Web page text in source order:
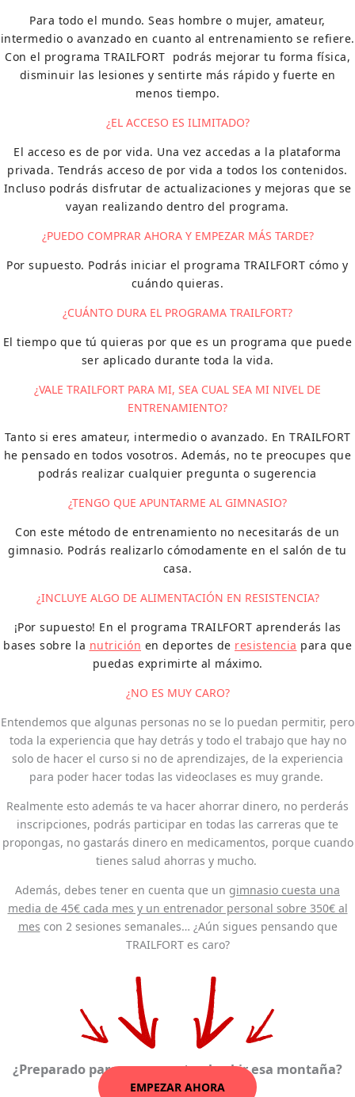
Para todo el mundo. Seas hombre o mujer, amateur,
intermedio o avanzado en cuanto al entrenamiento se refiere.
Con el programa TRAILFORT podrás mejorar tu forma física,
disminuir las lesiones y sentirte más rápido y fuerte en
menos tiempo.
¿EL ACCESO ES ILIMITADO?
El acceso es de por vida. Una vez accedas a la plataforma
privada. Tendrás acceso de por vida a todos los contenidos.
Incluso podrás disfrutar de actualizaciones y mejoras que se
vayan realizando dentro del programa.
¿PUEDO COMPRAR AHORA Y EMPEZAR MÁS TARDE?
Por supuesto. Podrás iniciar el programa TRAILFORT cómo y
cuándo quieras.
¿CUÁNTO DURA EL PROGRAMA TRAILFORT?
El tiempo que tú quieras por que es un programa que puede
ser aplicado durante toda la vida.
¿VALE TRAILFORT PARA MI, SEA CUAL SEA MI NIVEL DE
ENTRENAMIENTO?
Tanto si eres amateur, intermedio o avanzado. En TRAILFORT
he pensado en todos vosotros. Además, no te preocupes que
podrás realizar cualquier pregunta o sugerencia
¿TENGO QUE APUNTARME AL GIMNASIO?
Con este método de entrenamiento no necesitarás de un
gimnasio. Podrás realizarlo cómodamente en el salón de tu
casa.
¿INCLUYE ALGO DE ALIMENTACIÓN EN RESISTENCIA?
¡Por supuesto! En el programa TRAILFORT aprenderás las
bases sobre la nutrición en deportes de resistencia para que
puedas exprimirte al máximo.
¿NO ES MUY CARO?
Entendemos que algunas personas no se lo puedan permitir, pero
toda la experiencia que hay detrás y todo el trabajo que hay no
solo de hacer el curso si no de aprendizajes, de la experiencia
para poder hacer todas las videoclases es muy grande.
Realmente esto además te va hacer ahorrar dinero, no perderás
inscripciones, podrás participar en todas las carreras que te
propongas, no gastarás dinero en medicamentos, porque cuando
tienes salud ahorras y mucho.
Además, debes tener en cuenta que un gimnasio cuesta una
media de 45€ cada mes y un entrenador personal sobre 350€ al
mes con 2 sesiones semanales… ¿Aún sigues pensando que
TRAILFORT es caro?
¿Preparado para no cansarte al subir esa montaña?
EMPEZAR AHORA